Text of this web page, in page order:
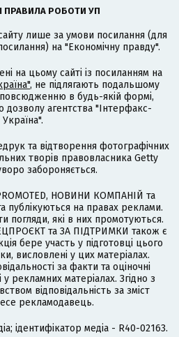
ПРАВИЛА РОБОТИ УП
лише за умови посилання (для
на "Економічну правду".
на цьому сайті із посиланням на
, не підлягають подальшому
в будь-якій формі,
дозволу агентства "Інтерфакс-
Україна".
та відтворення фотографічних
творів правовласника Getty
забороняється.
НОВИНИ КОМПАНІЙ та
на правах реклами.
погляди, які в них промотуються.
та ЗА ПІДТРИМКИ також є
бере участь у підготовці цього
висловлені у цих матеріалах.
за факти та оціночні
рекламних матеріалах. Згідно з
відповідальність за зміст
рекламодавець.
ідентифікатор медіа - R40-02163.